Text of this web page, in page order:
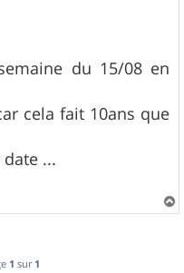
du 15/08 en
cela fait 10ans que
...
a
1 sur 1